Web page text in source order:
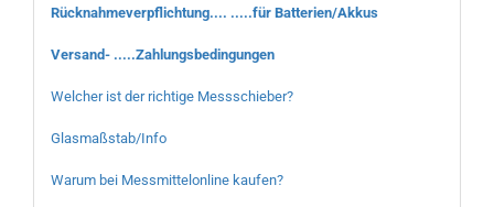
Rücknahmeverpflichtung.... .....für Batterien/Akkus
Versand- .....Zahlungsbedingungen
Welcher ist der richtige Messschieber?
Glasmaßstab/Info
Warum bei Messmittelonline kaufen?